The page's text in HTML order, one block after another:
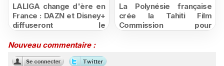
LALIGA change d'ère en
France : DAZN et Disney+
diffuseront le
jusqu'en 2029, un revers
La Polynésie française
crée la Tahiti Film
Commission pour
Nouveau commentaire :